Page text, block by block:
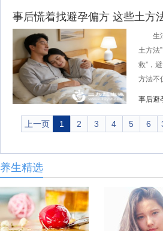
事后慌着找避孕偏方 这些土方
生活
土方法
救”，
方法不
事后避
上一页 1 2 3 4 5 6
养生精选